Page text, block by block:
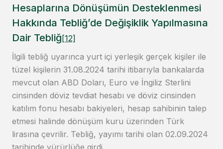
Hesaplarına Dönüşümün Desteklenmesi
Hakkında Tebliğ’de Değişiklik Yapılmasına
Dair Tebliğ [12]
İlgili tebliğ uyarınca yurt içi yerleşik gerçek kişiler ile
tüzel kişilerin 31.08.2024 tarihi itibarıyla bankalarda
mevcut olan ABD Doları, Euro ve İngiliz Sterlini
cinsinden döviz tevdiat hesabı ve döviz cinsinden
katılım fonu hesabı bakiyeleri, hesap sahibinin talep
etmesi halinde dönüşüm kuru üzerinden Türk
lirasına çevrilir. Tebliğ, yayımı tarihi olan 02.09.2024